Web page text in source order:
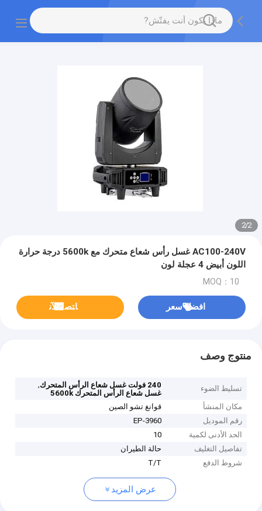
2
/
2
AC100-240V غسل رأس شعاع متحرك مع 5600k درجة حرارة
اللون أبيض 4 عجلة لون
MOQ：10
افضل سعر ﺎﺘﺼﻟ ﺍﻶﻧ
منتوج وصف
تسليط الضوء 240 فولت غسل شعاع الرأس المتحرك
,
غسل شعاع الرأس المتحرك 5600k
مكان المنشأ
قوانغ تشو الصين
رقم الموديل
EP-3960
الحد الأدنى لكمية
10
تفاصيل التغليف
حالة الطيران
شروط الدفع
T/T
عرض المزيد